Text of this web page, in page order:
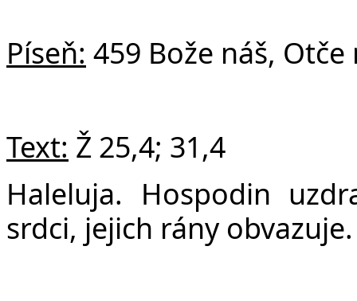
Píseň: 459 Bože náš,
Text: Ž 25,4; 31,4
Haleluja. Hospodin
srdci, jejich rány